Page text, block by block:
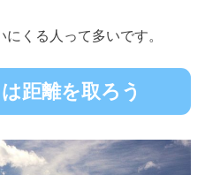
くる人って多いです。
距離を取ろう